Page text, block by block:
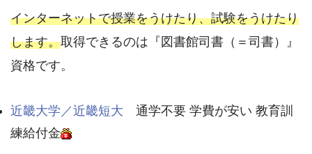
インターネットで授業をうけたり、試験をうけたり
します。取得できるのは『図書館司書（＝司書）』
資格です。
近畿大学／近畿短大 通学不要 学費が安い 教育訓
練給付金